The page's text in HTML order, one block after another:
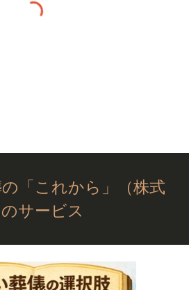
「これから」（株式
サービス